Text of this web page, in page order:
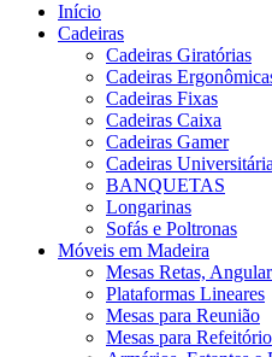
Início
Cadeiras
Cadeiras Giratórias
Cadeiras
Cadeiras Fixas
Cadeiras Caixa
Cadeiras Gamer
Cadeiras
BANQUETAS
Longarinas
Sofás e Poltronas
Móveis em Madeira
Mesas Retas,
Plataformas Lineares
Mesas para Reunião
Mesas para Refeitório